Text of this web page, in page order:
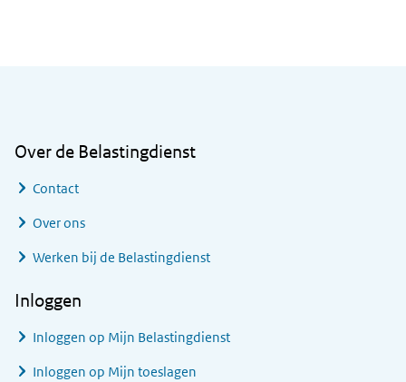
Over de Belastingdienst
Contact
Over ons
Werken bij de Belastingdienst
Inloggen
Inloggen op Mijn Belastingdienst
Inloggen op Mijn toeslagen